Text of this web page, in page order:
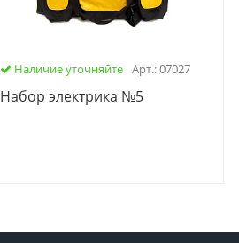
Наличие уточняйте Арт.: 07027
Набор электрика №5